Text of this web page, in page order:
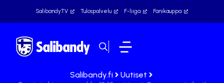
SalibandyTV Tulospalvelu F-liiga Fanikauppa
Salibandy.fi
Uutiset